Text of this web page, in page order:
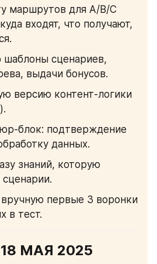
маршрутов для A/B/C
входят, что получают,
сценариев,
выдачи бонусов.
версию контент-логики
блок: подтверждение
данных.
знаний, которую
первые 3 воронки
в тест.
МАЯ 2025